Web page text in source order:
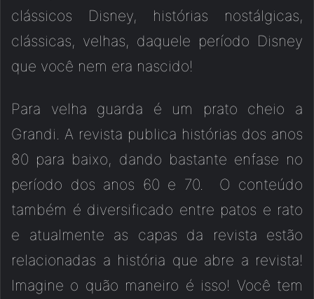
clássicos Disney, histórias nostálgicas,
clássicas, velhas, daquele período Disney
que você nem era nascido!
Para velha guarda é um prato cheio a
Grandi. A revista publica histórias dos anos
80 para baixo, dando bastante enfase no
período dos anos 60 e 70. O conteúdo
também é diversificado entre patos e rato
e atualmente as capas da revista estão
relacionadas a história que abre a revista!
Imagine o quão maneiro é isso! Você tem